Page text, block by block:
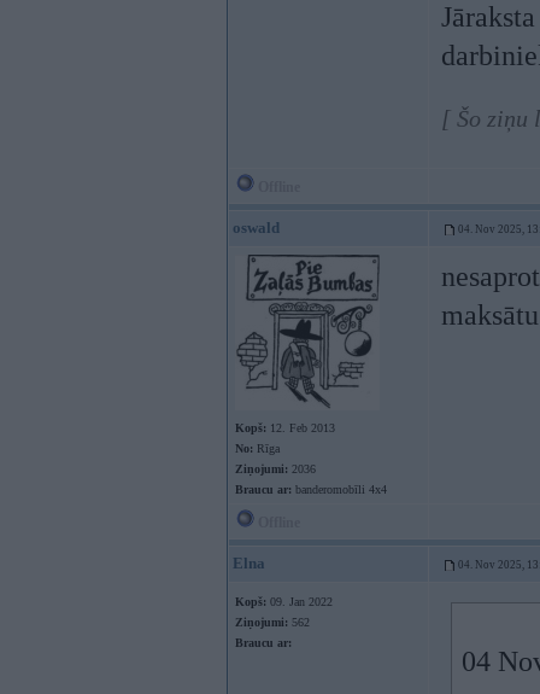
[ Šo ziņu
oswald 04. Nov 2025,
Kopš: 12. Feb 2013
No: Rīga
Ziņojumi: 2036
Braucu ar: banderomobīli 4x4
Elna 04. Nov 2025,
Kopš: 09. Jan 2022
Ziņojumi: 562
Braucu ar:
04